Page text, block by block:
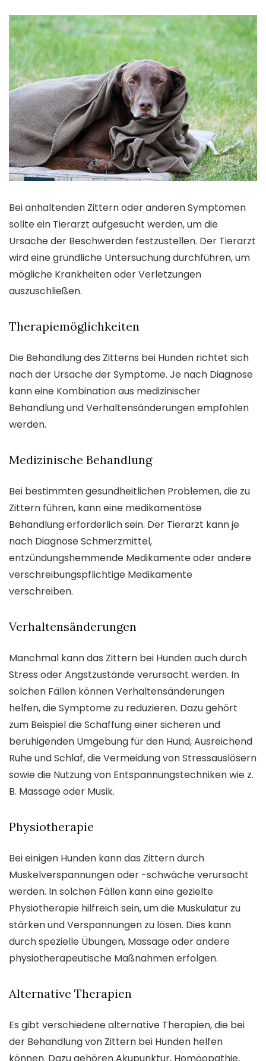
Bei anhaltenden Zittern oder anderen Symptomen
sollte ein Tierarzt aufgesucht werden, um die
Ursache der Beschwerden festzustellen. Der Tierarzt
wird eine gründliche Untersuchung durchführen, um
mögliche Krankheiten oder Verletzungen
auszuschließen.
Therapiemöglichkeiten
Die Behandlung des Zitterns bei Hunden richtet sich
nach der Ursache der Symptome. Je nach Diagnose
kann eine Kombination aus medizinischer
Behandlung und Verhaltensänderungen empfohlen
werden.
Medizinische Behandlung
Bei bestimmten gesundheitlichen Problemen, die zu
Zittern führen, kann eine medikamentöse
Behandlung erforderlich sein. Der Tierarzt kann je
nach Diagnose Schmerzmittel,
entzündungshemmende Medikamente oder andere
verschreibungspflichtige Medikamente
verschreiben.
Verhaltensänderungen
Manchmal kann das Zittern bei Hunden auch durch
Stress oder Angstzustände verursacht werden. In
solchen Fällen können Verhaltensänderungen
helfen, die Symptome zu reduzieren. Dazu gehört
zum Beispiel die Schaffung einer sicheren und
beruhigenden Umgebung für den Hund, Ausreichend
Ruhe und Schlaf, die Vermeidung von Stressauslösern
sowie die Nutzung von Entspannungstechniken wie z.
B. Massage oder Musik.
Physiotherapie
Bei einigen Hunden kann das Zittern durch
Muskelverspannungen oder -schwäche verursacht
werden. In solchen Fällen kann eine gezielte
Physiotherapie hilfreich sein, um die Muskulatur zu
stärken und Verspannungen zu lösen. Dies kann
durch spezielle Übungen, Massage oder andere
physiotherapeutische Maßnahmen erfolgen.
Alternative Therapien
Es gibt verschiedene alternative Therapien, die bei
der Behandlung von Zittern bei Hunden helfen
können. Dazu gehören Akupunktur, Homöopathie,